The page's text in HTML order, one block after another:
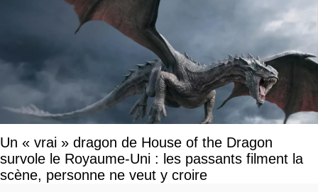
Un « vrai » dragon de House of the Dragon
survole le Royaume-Uni : les passants filment la
scène, personne ne veut y croire